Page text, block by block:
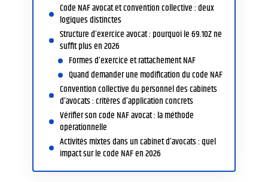
Code NAF avocat et convention collective : deux
logiques distinctes
Structure d’exercice avocat : pourquoi le 69.10Z ne
suffit plus en 2026
Formes d’exercice et rattachement NAF
Quand demander une modification du code NAF
Convention collective du personnel des cabinets
d’avocats : critères d’application concrets
Vérifier son code NAF avocat : la méthode
opérationnelle
Activités mixtes dans un cabinet d’avocats : quel
impact sur le code NAF en 2026